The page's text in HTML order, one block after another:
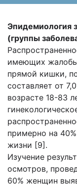
Эпидемиология
(группы
имеющих
прямой кишки,
составляет от
возрасте 18-83
примерно на
жизни [9].
Изучение
осмотров,
60% женщин